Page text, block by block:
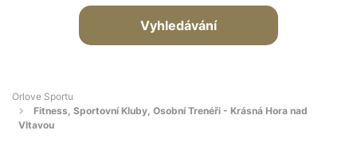
Vyhledávání
Orlove Sportu
Fitness, Sportovní Kluby, Osobní Trenéři - Krásná Hora nad
Vltavou